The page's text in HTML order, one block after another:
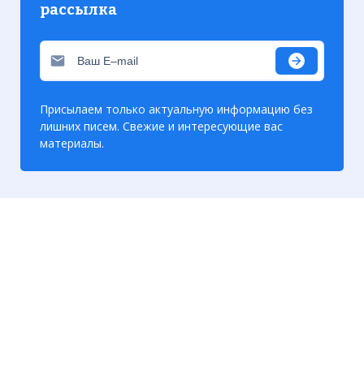
рассылка
Присылаем только актуальную информацию без
лишних писем. Свежие и интересующие вас
материалы.